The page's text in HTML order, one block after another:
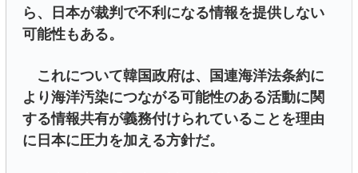
ら、日本が裁判で不利になる情報を提供しない
可能性もある。
これについて韓国政府は、国連海洋法条約に
より海洋汚染につながる可能性のある活動に関
する情報共有が義務付けられていることを理由
に日本に圧力を加える方針だ。